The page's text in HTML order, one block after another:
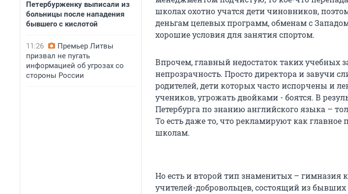
Петербурженку выписали из
больницы после нападения
бывшего с кислотой
11:26
Премьер Литвы
призвал не пугать
информацией об угрозах со
стороны России
школах охотно учатся дети чиновников,
деньгам целевых программ, обменам с
хорошие условия для занятия спортом.
Впрочем, главный недостаток таких учебных
непрозрачность. Просто директора и завучи
родителей, дети которых часто испорчены и
учеников, угрожать двойками - боятся. В
Петербурга по знанию английского языка –
То есть даже то, что рекламируют как главное
школам.
Но есть и второй тип знаменитых – гимназия
учителей-добровольцев, состоящий из